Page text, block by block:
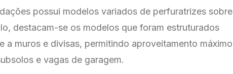
possui modelos variados de perfuratrizes sobre
destacam-se os modelos que foram estruturados
a muros e divisas, permitindo aproveitamento máximo
e vagas de garagem.